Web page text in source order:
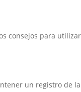
consejos para
un registro de